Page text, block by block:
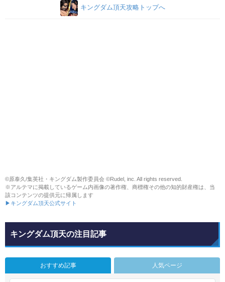
キングダム頂天攻略トップへ
©原泰久/集英社・キングダム製作委員会 ©Rudel, inc. All rights reserved.
※アルテマに掲載しているゲーム内画像の著作権、商標権その他の知的財産権は、当
該コンテンツの提供元に帰属します
▶キングダム頂天公式サイト
キングダム頂天の注目記事
おすすめ記事 人気ページ